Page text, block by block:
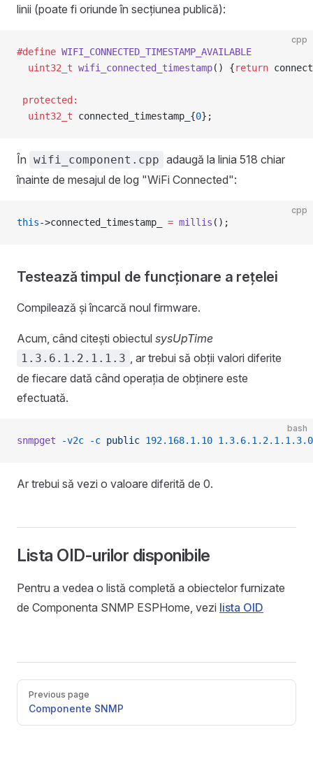
linii (poate fi oriunde în secțiunea publică):
cpp
#define WIFI_CONNECTED_TIMESTAMP_AVAILABLE
  uint32_t
wifi_connected_timestamp() {return
protected:
  uint32_t
connected_timestamp_{0};
În wifi_component.cpp adaugă la linia 518 chiar
înainte de mesajul de log "WiFi Connected":
cpp
this->connected_timestamp_ = millis ();
Testează timpul de funcționare a rețelei
Compilează și încarcă noul firmware.
Acum, când citești obiectul sysUpTime
1.3.6.1.2.1.1.3 , ar trebui să obții valori diferite
de fiecare dată când operația de obținere este
efectuată.
bash
snmpget -v2c -c public 192.168.1.10 1.3.6.1.2.1.1.3.0
Ar trebui să vezi o valoare diferită de 0.
Lista OID-urilor disponibile
Pentru a vedea o listă completă a obiectelor furnizate
de Componenta SNMP ESPHome, vezi lista OID
Pager
Previous page
Componente SNMP